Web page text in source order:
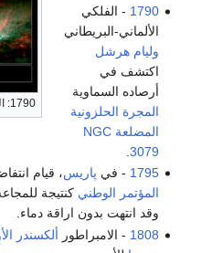
1790: المجرة
1790 - الفلكي
الألماني-البريطاني
وليام هرشل
اكتشف في
أرصاده السماوية
المجرة الحلزونية
المضلعة NGC
3079
1795 - في پاريس، قيام
المؤتمر الوطني كنتيجة
وقد انتهت بدون اراقة دماء.
1808 - الامبراطور ألكسندر